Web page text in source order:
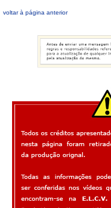
voltar à página anterior